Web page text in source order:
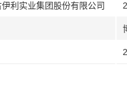
利实业集团股份有限公司